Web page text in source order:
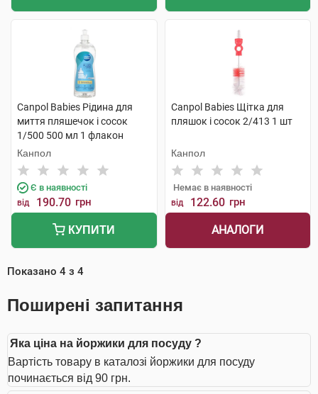
Canpol Babies Рідина для
миття пляшечок і сосок
1/500 500 мл 1 флакон
Канпол
Є в наявності
від 190.70 грн
КУПИТИ
Canpol Babies Щітка для
пляшок і сосок 2/413 1 шт
Канпол
Немає в наявності
від 122.60 грн
АНАЛОГИ
Показано 4 з 4
Поширені запитання
Яка ціна на йоржики для посуду ?
Вартість товару в каталозі йоржики для посуду
починається від 90 грн.